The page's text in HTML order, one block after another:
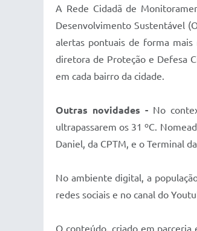
A Rede Cidadã de
Desenvolvimento Sustentável
alertas pontuais de forma mais
diretora de Proteção e Defesa
em cada bairro da cidade.
Outras novidades -No
ultrapassarem os 31 ºC.
Daniel, da CPTM, e o Terminal
No ambiente digital, a
redes sociais e no canal do
O conteúdo, criado em parceria